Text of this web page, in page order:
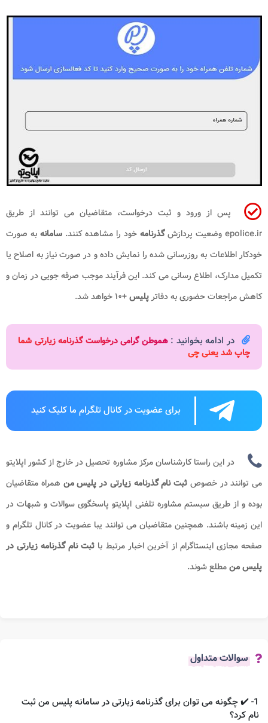
پس از ورود و ثبت درخواست، متقاضیان می توانند از طریق
epolice.ir وضعیت پردازش
گذرنامه خود را مشاهده کنند. سامانه به صورت
خودکار اطلاعات به روزرسانی شده را نمایش داده و در صورت نیاز به اصلاح یا
تکمیل مدارک، اطلاع رسانی می کند. این فرآیند موجب صرفه جویی در زمان و
کاهش مراجعات حضوری به دفاترپلیس+۱۰ خواهد شد.
در ادامه بخوانید :هموطن گرامی درخواست گذرنامه زیارتی شما
چاپ شد یعنی چی
برای عضویت در کانال تلگرام ما کلیک کنید
در این راستا کارشناسان مرکز مشاوره تحصیل در خارج از کشور اپلایتو
می توانند در خصوص ثبت نام گذرنامه زیارتی در پلیس من همراه متقاضیان
بوده و از طریق سیستم مشاوره تلفنی اپلایتو پاسخگوی سوالات و شبهات در
این زمینه باشند. همچنین متقاضیان می توانند یبا عضویت در کانال تلگرام و
صفحه مجازی اینستاگرام از آخرین اخبار مرتبط با ثبت نام گذرنامه زیارتی در
پلیس منمطلع شوند.
سوالات متداول
1- ✔️ چگونه می توان برای گذرنامه زیارتی در سامانه پلیس من ثبت
نام کرد؟